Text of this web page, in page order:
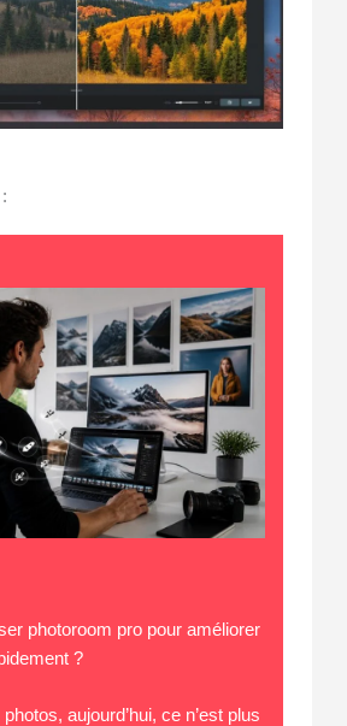
photoroom pro pour améliorer
?
aujourd’hui, ce n’est plus